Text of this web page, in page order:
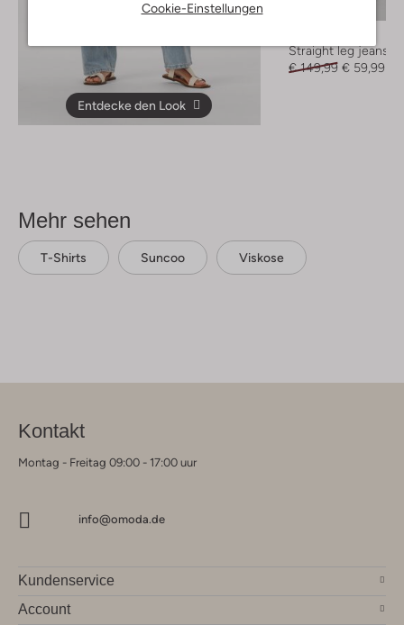
Cookie-Einstellungen
Entdecke den Look
Straight leg jeans
€ 149,99 € 59,99
Mehr sehen
T-Shirts Suncoo Viskose
Kontakt
Montag - Freitag 09:00 - 17:00 uur
info@omoda.de
Kundenservice
Account